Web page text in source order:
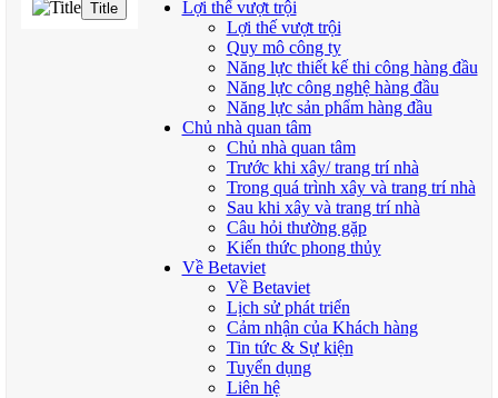
Title
Lợi thế vượt trội
Lợi thế vượt trội
Quy mô công ty
Năng lực thiết kế thi công hàng đầu
Năng lực công nghệ hàng đầu
Năng lực sản phẩm hàng đầu
Chủ nhà quan tâm
Chủ nhà quan tâm
Trước khi xây/ trang trí nhà
Trong quá trình xây và trang trí nhà
Sau khi xây và trang trí nhà
Câu hỏi thường gặp
Kiến thức phong thủy
Về Betaviet
Về Betaviet
Lịch sử phát triển
Cảm nhận của Khách hàng
Tin tức & Sự kiện
Tuyển dụng
Liên hệ